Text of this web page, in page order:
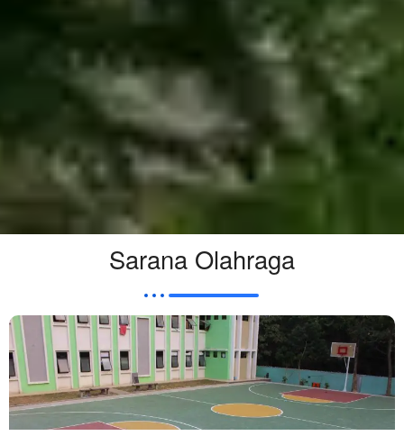
Sarana Olahraga